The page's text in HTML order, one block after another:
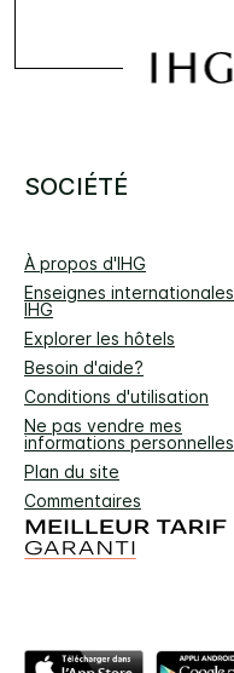
SOCIÉTÉ
À propos d'IHG
Enseignes internationales
IHG
Explorer les hôtels
Besoin d'aide?
Conditions d'utilisation
Ne pas vendre mes
informations personnelles
Plan du site
Commentaires